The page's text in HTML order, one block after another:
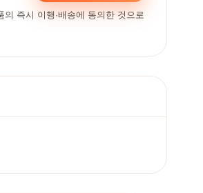
즉시 이행·배송에 동의한 것으로